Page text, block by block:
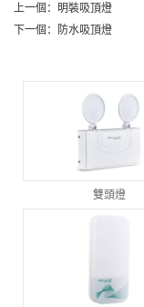
上一個： 明裝吸頂燈
下一個：
防水吸頂燈
雙頭燈